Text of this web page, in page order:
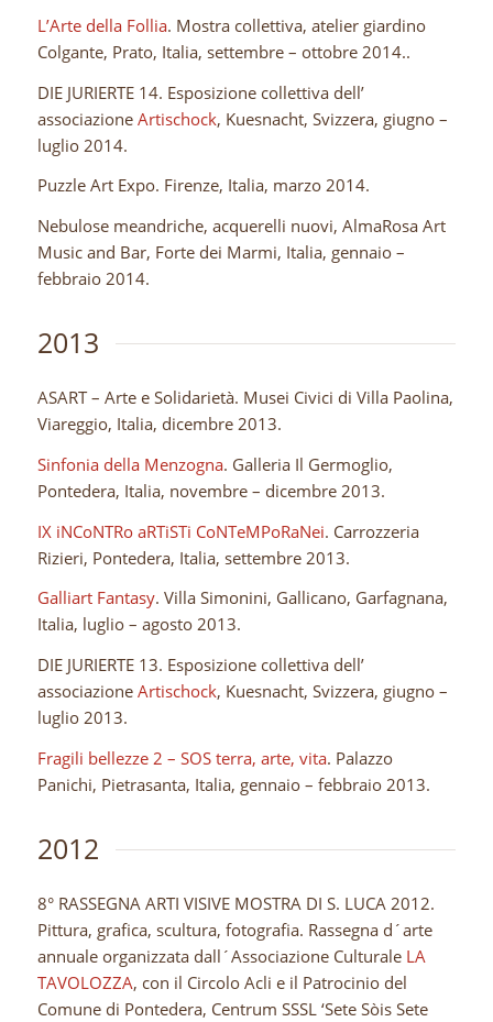
L’Arte della Follia. Mostra collettiva, atelier giardino
Colgante, Prato, Italia, settembre – ottobre 2014..
DIE JURIERTE 14. Esposizione collettiva dell’
associazione Artischock, Kuesnacht, Svizzera, giugno –
luglio 2014.
Puzzle Art Expo. Firenze, Italia, marzo 2014.
Nebulose meandriche, acquerelli nuovi, AlmaRosa Art
Music and Bar, Forte dei Marmi, Italia, gennaio –
febbraio 2014.
2013
ASART – Arte e Solidarietà. Musei Civici di Villa Paolina,
Viareggio, Italia, dicembre 2013.
Sinfonia della Menzogna. Galleria Il Germoglio,
Pontedera, Italia, novembre – dicembre 2013.
IX iNCoNTRo aRTiSTi CoNTeMPoRaNei. Carrozzeria
Rizieri, Pontedera, Italia, settembre 2013.
Galliart Fantasy. Villa Simonini, Gallicano, Garfagnana,
Italia, luglio – agosto 2013.
DIE JURIERTE 13. Esposizione collettiva dell’
associazione Artischock, Kuesnacht, Svizzera, giugno –
luglio 2013.
Fragili bellezze 2 – SOS terra, arte, vita. Palazzo
Panichi, Pietrasanta, Italia, gennaio – febbraio 2013.
2012
8° RASSEGNA ARTI VISIVE MOSTRA DI S. LUCA 2012.
Pittura, grafica, scultura, fotografia. Rassegna d´arte
annuale organizzata dall´Associazione Culturale LA
TAVOLOZZA, con il Circolo Acli e il Patrocinio del
Comune di Pontedera, Centrum SSSL ‘Sete Sòis Sete